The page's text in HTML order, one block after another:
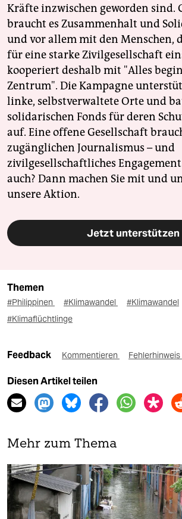
Kräfte inzwischen geworden sind.
braucht es Zusammenhalt und
und vor allem mit den Menschen,
für eine starke Zivilgesellschaft
kooperiert deshalb mit "Alles
Zentrum". Die Kampagne
linke, selbstverwaltete Orte und
solidarischen Fonds für deren
auf. Eine offene Gesellschaft
zugänglichen Journalismus – und
zivilgesellschaftliches
auch? Dann machen Sie mit und
unsere Aktion.
Jetzt unterstützen
Themen
#Philippinen #Klimawandel
#Klimawandel
#Klimaflüchtlinge
Feedback Kommentieren Fehlerhinweis
Diesen Artikel teilen
Mehr zum Thema